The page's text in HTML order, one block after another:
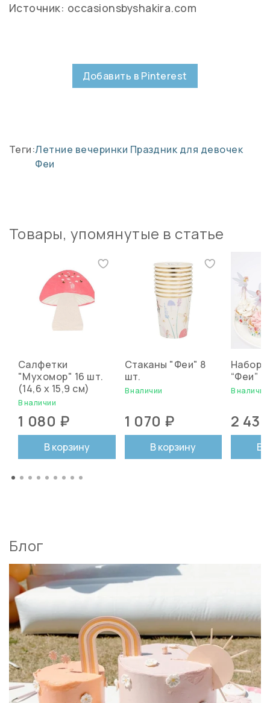
Источник: occasionsbyshakira.com
Добавить в Pinterest
Теги:Летние вечеринки Праздник для девочек
Феи
Товары, упомянутые в статье
Салфетки
"Мухомор" 16 шт.
(14,6 x 15,9 см)
В наличии
1 080 ₽
В корзину
Стаканы "Феи" 8
шт.
В наличии
1 070 ₽
В корзину
Набор
“Феи”
В
2
В
Блог